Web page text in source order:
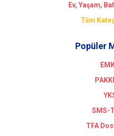
Ev, Yaşam,
Tüm
Popüler
SMS-
TFA